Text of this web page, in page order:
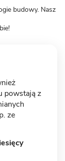
dom
budowy. Nasz
powstają z
ze